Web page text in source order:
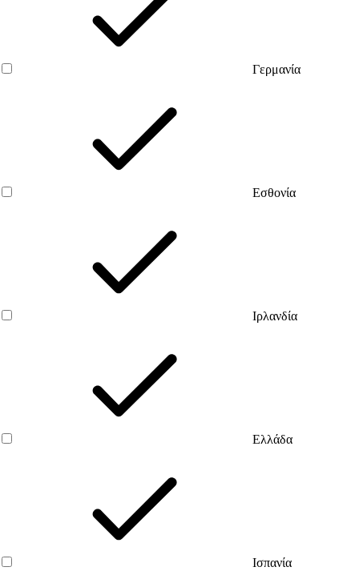
Γερμανία
Εσθονία
Ιρλανδία
Ελλάδα
Ισπανία